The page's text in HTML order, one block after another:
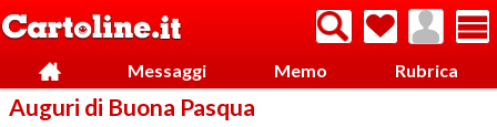
Messaggi Memo Rubrica
Auguri di Buona Pasqua